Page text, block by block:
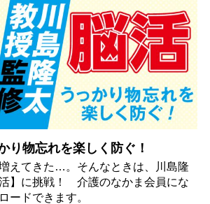
り物忘れを楽しく防ぐ！
えてきた…。そんなときは、川島隆
】に挑戦！ 介護のなかま会員にな
ードできます。